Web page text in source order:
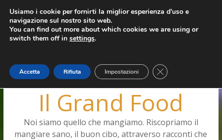
Salta
contenuto
giovedì, Agosto 6, 2026
Ultimo: Pizza a Corte
Menopausa, una forma smagliante senza età
Capodimonte, ritorna la tavola di corte
Il Grand Food
Noi siamo quello che mangiamo. Riscopriamo il
mangiare sano, il buon cibo, attraverso racconti che
Usiamo i cookie per fornirti la miglior esperienza d'uso e
navigazione sul nostro sito web.
You can find out more about which cookies we are using or
switch them off in settings.
Accetta Rifiuta Impostazioni Close GDPR